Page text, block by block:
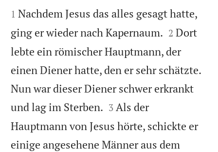


1 Nachdem Jesus das alles gesagt hatte,
ging er wieder nach Kapernaum. 

2 Dort
lebte ein römischer Hauptmann, der
einen Diener hatte, den er sehr schätzte.
Nun war dieser Diener schwer erkrankt
und lag im Sterben. 

3 Als der
Hauptmann von Jesus hörte, schickte er
einige angesehene Männer aus dem